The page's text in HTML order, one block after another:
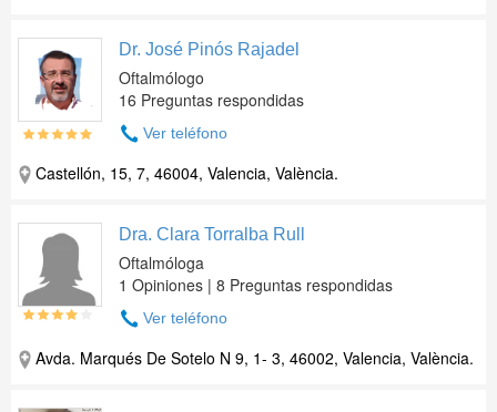
Dr. José Pinós Rajadel
Oftalmólogo
16 Preguntas respondidas
Ver teléfono
Castellón, 15, 7, 46004, Valencia, València.
Dra. Clara Torralba Rull
Oftalmóloga
1 Opiniones | 8 Preguntas respondidas
Ver teléfono
Avda. Marqués De Sotelo N 9, 1- 3, 46002, Valencia, València.